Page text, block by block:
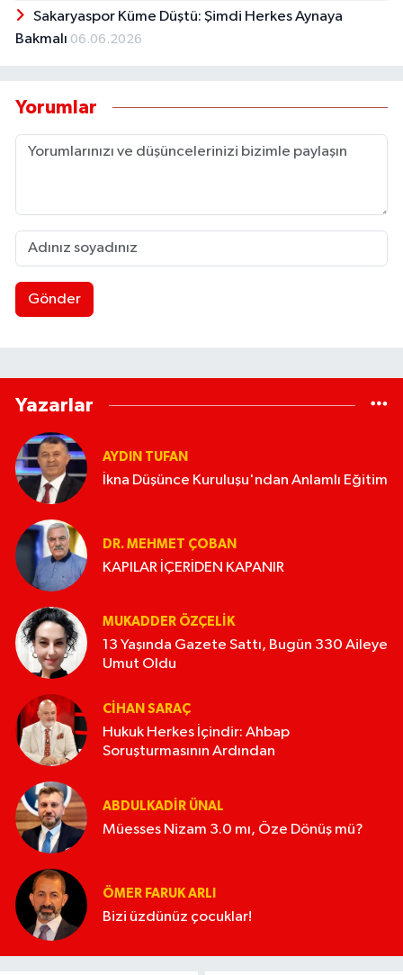
Sakaryaspor Küme Düştü: Şimdi Herkes Aynaya
Bakmalı 06.06.2026
Yorumlar
Gönder
Yazarlar
AYDIN TUFAN
İkna Düşünce Kuruluşu'ndan Anlamlı Eğitim
DR. MEHMET ÇOBAN
KAPILAR İÇERİDEN KAPANIR
MUKADDER ÖZÇELIK
13 Yaşında Gazete Sattı, Bugün 330 Aileye
Umut Oldu
CIHAN SARAÇ
Hukuk Herkes İçindir: Ahbap
Soruşturmasının Ardından
ABDULKADIR ÜNAL
Müesses Nizam 3.0 mı, Öze Dönüş mü?
ÖMER FARUK ARLI
Bizi üzdünüz çocuklar!